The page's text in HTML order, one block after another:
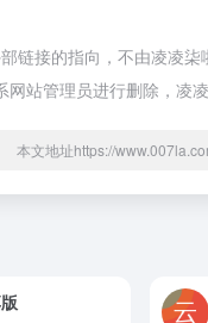
链接的指向，不由凌凌
站管理员进行删除，凌
本文地址https://